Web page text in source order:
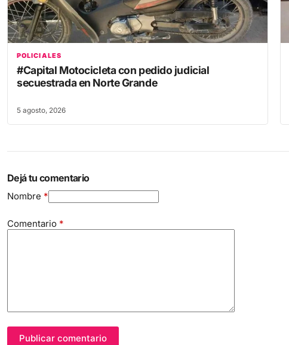
POLICIALES
#Capital Motocicleta con pedido judicial
secuestrada en Norte Grande
5 agosto, 2026
Dejá tu comentario
Nombre *
Comentario *
Publicar comentario